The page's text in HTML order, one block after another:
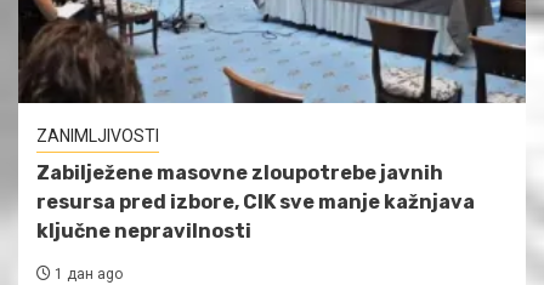
ZANIMLJIVOSTI
Zabilježene masovne zloupotrebe javnih
resursa pred izbore, CIK sve manje kažnjava
ključne nepravilnosti
1 дан ago